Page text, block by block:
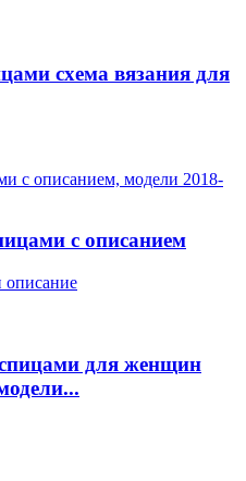
схема вязания для
с описанием
описание
для женщин